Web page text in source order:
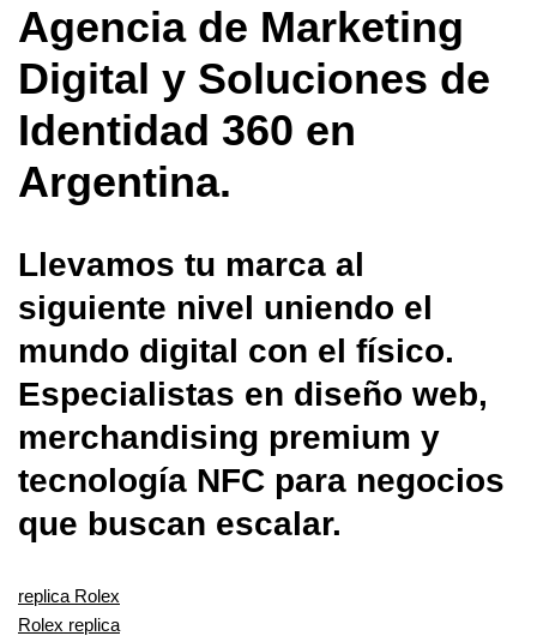
Agencia de Marketing
Digital y Soluciones de
Identidad 360 en
Argentina.
Llevamos tu marca al
siguiente nivel uniendo el
mundo digital con el físico.
Especialistas en diseño web,
merchandising premium y
tecnología NFC para negocios
que buscan escalar.
replica Rolex
Rolex replica